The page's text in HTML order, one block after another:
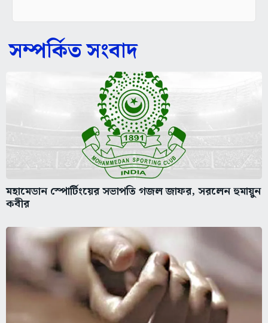
সম্পর্কিত সংবাদ
মহামেডান স্পোর্টিংয়ের সভাপতি গজল জাফর, সরলেন হুমায়ুন
কবীর